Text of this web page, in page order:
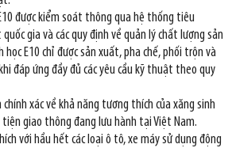
được kiểm soát thông qua hệ thống tiêu
gia và các quy định về quản lý chất lượng sản
học E10 chỉ được sản xuất, pha chế, phối trộn và
đáp ứng đầy đủ các yêu cầu kỹ thuật theo quy
xác về khả năng tương thích của xăng sinh
tiện giao thông đang lưu hành tại Việt Nam.
với hầu hết các loại ô tô, xe máy sử dụng động